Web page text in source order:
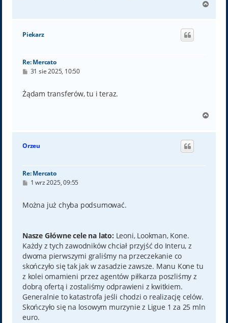
g
Piekarz
Re: Mercato
P
t
31 sie 2025, 10:50
Żądam transferów, tu i teraz.
g
Orzeu
Re: Mercato
P
t
1 wrz 2025, 09:55
Można już chyba podsumować.
Nasze Główne cele na lato: Leoni, Lookman, Kone.
Każdy z tych zawodników chciał przyjść do Interu, z
dwoma pierwszymi graliśmy na przeczekanie co
skończyło się tak jak w zasadzie zawsze. Manu Kone tu
z kolei omamieni przez agentów piłkarza poszliśmy z
dobrą ofertą i zostaliśmy odprawieni z kwitkiem.
Generalnie to katastrofa jeśli chodzi o realizację celów.
Skończyło się na losowym murzynie z Ligue 1 za 25 mln
euro.